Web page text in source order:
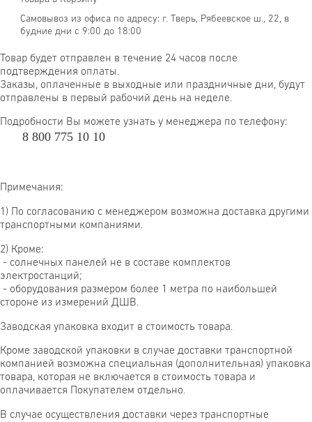
Самовывоз из офиса по адресу: г. Тверь, Рябеевское ш., 22, в
будние дни с 9:00 до 18:00
Товар будет отправлен в течение 24 часов после
подтверждения оплаты.
Заказы, оплаченные в выходные или праздничные дни, будут
отправлены в первый рабочий день на неделе.
Подробности Вы можете узнать у менеджера по телефону:
8 800 775 10 10
Примечания:
1) По согласованию с менеджером возможна доставка другими
транспортными компаниями.
2) Кроме:
- солнечных панелей не в составе комплектов
электростанций;
- оборудования размером более 1 метра по наибольшей
стороне из измерений ДШВ.
Заводская упаковка входит в стоимость товара.
Кроме заводской упаковки в случае доставки транспортной
компанией возможна специальная (дополнительная) упаковка
товара, которая не включается в стоимость товара и
оплачивается Покупателем отдельно.
В случае осуществления доставки через транспортные